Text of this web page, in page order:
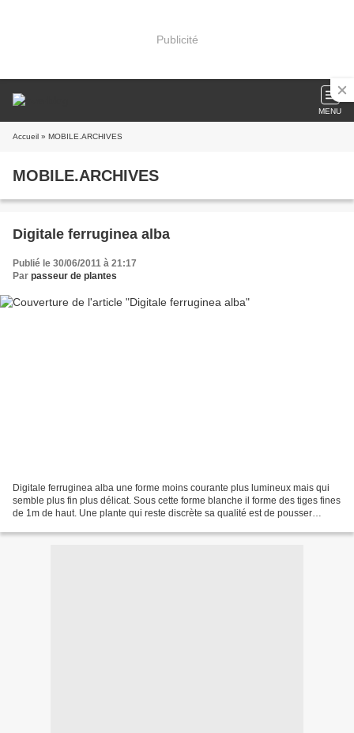
Publicité
MENU
Accueil » MOBILE.ARCHIVES
MOBILE.ARCHIVES
Digitale ferruginea alba
Publié le 30/06/2011 à 21:17
Par passeur de plantes
Digitale ferruginea alba une forme moins courante plus lumineux mais qui
semble plus fin plus délicat. Sous cette forme blanche il forme des tiges fines
de 1m de haut. Une plante qui reste discrète sa qualité est de pousser